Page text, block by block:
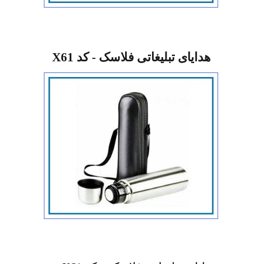
هدایای تبلیغاتی فلاسک - کد X61